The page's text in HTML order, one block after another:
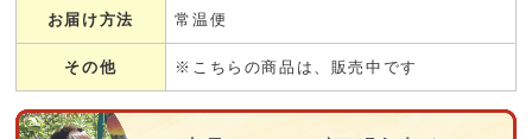
お届け方法 常温便
その他 ※こちらの商品は、販売中です